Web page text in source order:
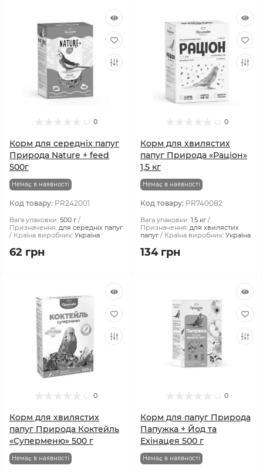
0
Корм для середніх папуг
Природа Nature + feed
500г
Немає в наявності
Код товару: PR242001
Вага упаковки: 500 г
Призначення: для середніх папуг
Країна виробник: Україна
62 грн
0
Корм для хвилястих
папуг Природа «Раціон»
1,5 кг
Немає в наявності
Код товару: PR740082
Вага упаковки: 1.5 кг
Призначення: для хвилястих
папуг
Країна виробник: Україна
134 грн
0
Корм для хвилястих
папуг Природа Коктейль
«Суперменю» 500 г
Немає в наявності
0
Корм для папуг Природа
Папужка + Йод та
Ехінацея 500 г
Немає в наявності